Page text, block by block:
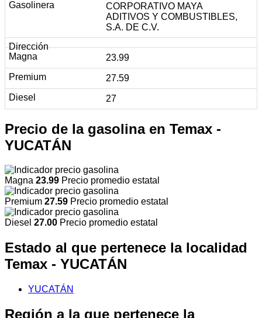
CORPORATIVO MAYA
ADITIVOS Y COMBUSTIBLES,
S.A. DE C.V.
23.99
27.59
27
Precio de la gasolina en Temax -
YUCATÁN
Magna 23.99 Precio promedio estatal
Premium 27.59 Precio promedio estatal
Diesel 27.00 Precio promedio estatal
Estado al que pertenece la localidad
Temax - YUCATÁN
YUCATÁN
Región a la que pertenece la